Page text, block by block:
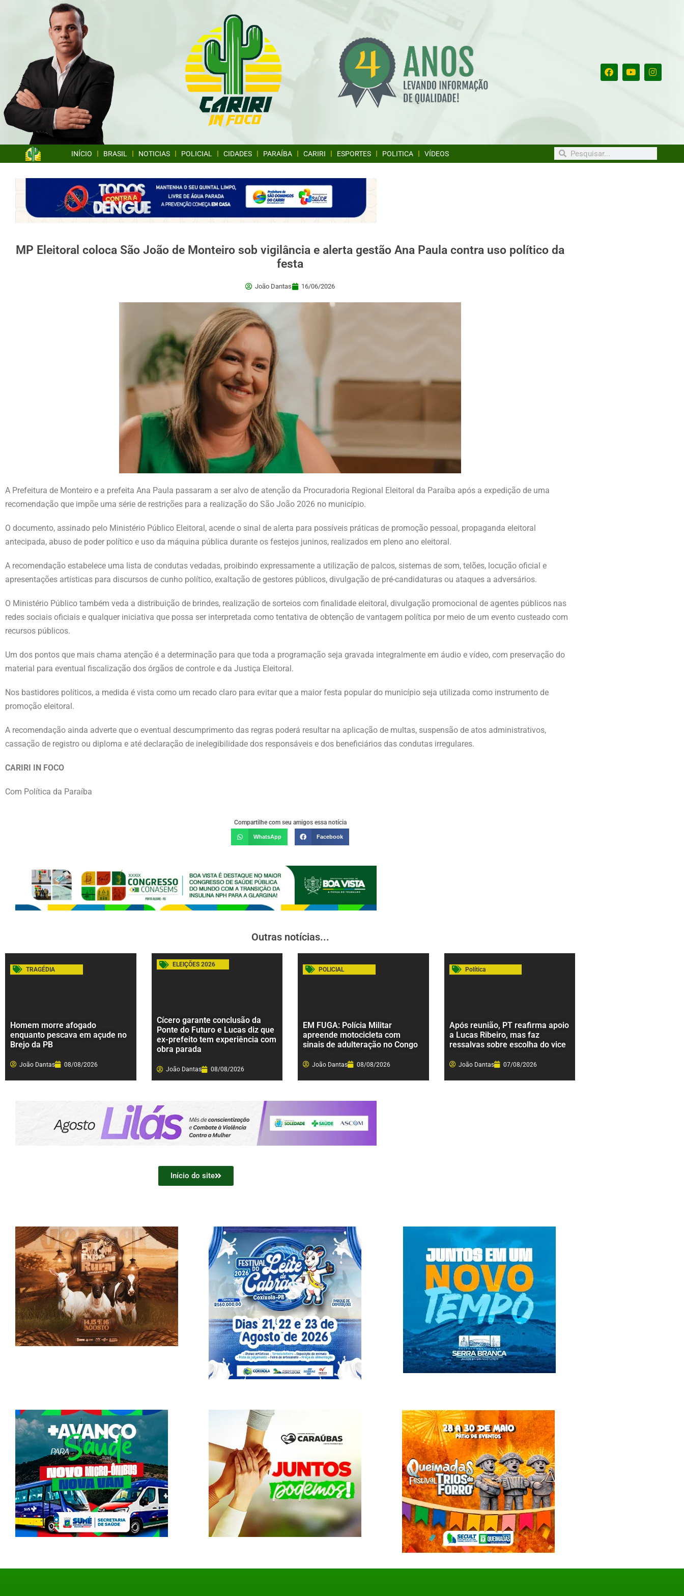
INÍCIO BRASIL NOTICIAS POLICIAL CIDADES PARAÍBA CARIRI ESPORTES POLITICA VÍDEOS
MP Eleitoral coloca São João de Monteiro sob vigilância e alerta gestão Ana Paula contra uso político da
festa
João Dantas 16/06/2026
A Prefeitura de Monteiro e a prefeita Ana Paula passaram a ser alvo de atenção da Procuradoria Regional Eleitoral da Paraíba após a expedição de uma
recomendação que impõe uma série de restrições para a realização do São João 2026 no município.
O documento, assinado pelo Ministério Público Eleitoral, acende o sinal de alerta para possíveis práticas de promoção pessoal, propaganda eleitoral
antecipada, abuso de poder político e uso da máquina pública durante os festejos juninos, realizados em pleno ano eleitoral.
A recomendação estabelece uma lista de condutas vedadas, proibindo expressamente a utilização de palcos, sistemas de som, telões, locução oficial e
apresentações artísticas para discursos de cunho político, exaltação de gestores públicos, divulgação de pré-candidaturas ou ataques a adversários.
O Ministério Público também veda a distribuição de brindes, realização de sorteios com finalidade eleitoral, divulgação promocional de agentes públicos nas
redes sociais oficiais e qualquer iniciativa que possa ser interpretada como tentativa de obtenção de vantagem política por meio de um evento custeado com
recursos públicos.
Um dos pontos que mais chama atenção é a determinação para que toda a programação seja gravada integralmente em áudio e vídeo, com preservação do
material para eventual fiscalização dos órgãos de controle e da Justiça Eleitoral.
Nos bastidores políticos, a medida é vista como um recado claro para evitar que a maior festa popular do município seja utilizada como instrumento de
promoção eleitoral.
A recomendação ainda adverte que o eventual descumprimento das regras poderá resultar na aplicação de multas, suspensão de atos administrativos,
cassação de registro ou diploma e até declaração de inelegibilidade dos responsáveis e dos beneficiários das condutas irregulares.
CARIRI IN FOCO
Com Política da Paraíba
Compartilhe com seu amigos essa notícia
WhatsApp Facebook
Outras notícias...
TRAGÉDIA
Homem morre afogado
enquanto pescava em açude no
Brejo da PB
João Dantas 08/08/2026
ELEIÇÕES 2026
Cícero garante conclusão da
Ponte do Futuro e Lucas diz que
ex-prefeito tem experiência com
obra parada
João Dantas 08/08/2026
POLICIAL
EM FUGA: Polícia Militar
apreende motocicleta com
sinais de adulteração no Congo
João Dantas 08/08/2026
Política
Após reunião, PT reafirma apoio
a Lucas Ribeiro, mas faz
ressalvas sobre escolha do vice
João Dantas 07/08/2026
Início do site